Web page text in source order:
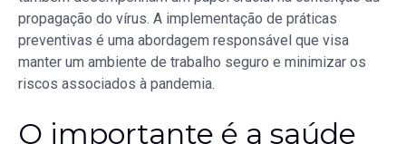
propagação do vírus. A implementação de práticas
preventivas é uma abordagem responsável que visa
manter um ambiente de trabalho seguro e minimizar os
riscos associados à pandemia.
O importante é a saúde